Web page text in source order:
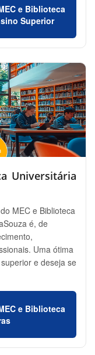
e Biblioteca
Superior
Universitária
MEC e Biblioteca
é, de
Uma ótima
e deseja se
e Biblioteca